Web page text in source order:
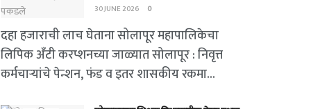
30 JUNE 2026 0
दहा हजाराची लाच घेताना सोलापूर महापालिकेचा
लिपिक अँटी करप्शनच्या जाळ्यात सोलापूर : निवृत्त
कर्मचाऱ्यांचे पेन्शन, फंड व इतर शासकीय रकमा...